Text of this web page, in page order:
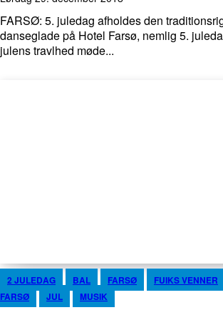
FARSØ: 5. juledag afholdes den
danseglade på Hotel Farsø, nemlig 5.
julens travlhed møde...
2 JULEDAG BAL FARSØ FUIKS VENNER
FARSØ
JUL MUSIK